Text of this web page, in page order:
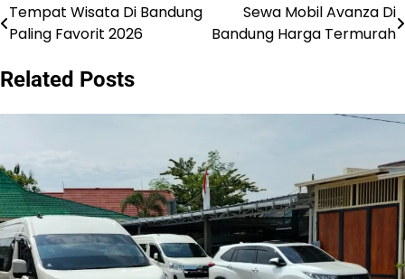
Navigasi
Tempat Wisata Di Bandung
Paling Favorit 2026
Sewa Mobil Avanza Di
Bandung Harga Termurah
Related Posts